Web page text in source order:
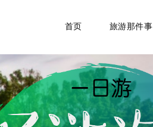
首页 旅游那件事